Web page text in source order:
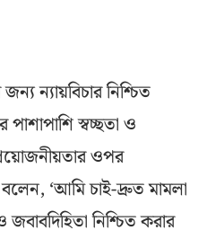
জন্য ন্যায়বিচার নিশ্চিত
স্বচ্ছতা ও
ওপর
‘আমি চাই-দ্রুত মামলা
জবাবদিহিতা নিশ্চিত করার